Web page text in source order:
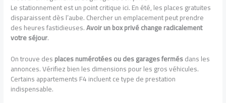
Le stationnement est un point critique ici. En été, les places gratuites
disparaissent dès l’aube. Chercher un emplacement peut prendre
des heures fastidieuses.Avoir un box privé change radicalement
votre séjour.
On trouve desplaces numérotées ou des garages fermésdans les
annonces. Vérifiez bien les dimensions pour les gros véhicules.
Certains appartements F4 incluent ce type de prestation
indispensable.